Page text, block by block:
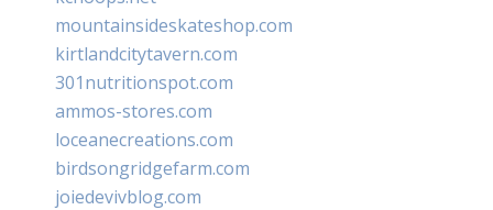
mountainsideskateshop.com
kirtlandcitytavern.com
301nutritionspot.com
ammos-stores.com
loceanecreations.com
birdsongridgefarm.com
joiedevivblog.com